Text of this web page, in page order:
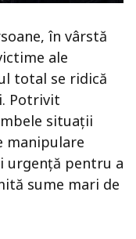
în vârstă
ale
total se ridică
Potrivit
situații
manipulare
urgență pentru a
sume mari de